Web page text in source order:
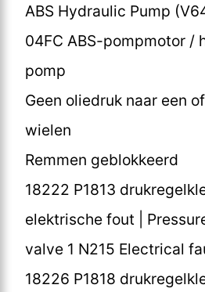
ABS Hydraulic Pump
04FC ABS-pompmotor /
pomp
Geen oliedruk naar een
wielen
Remmen geblokkeerd
18222 P1813
elektrische fout |
valve 1 N215 Electrical
18226 P1818